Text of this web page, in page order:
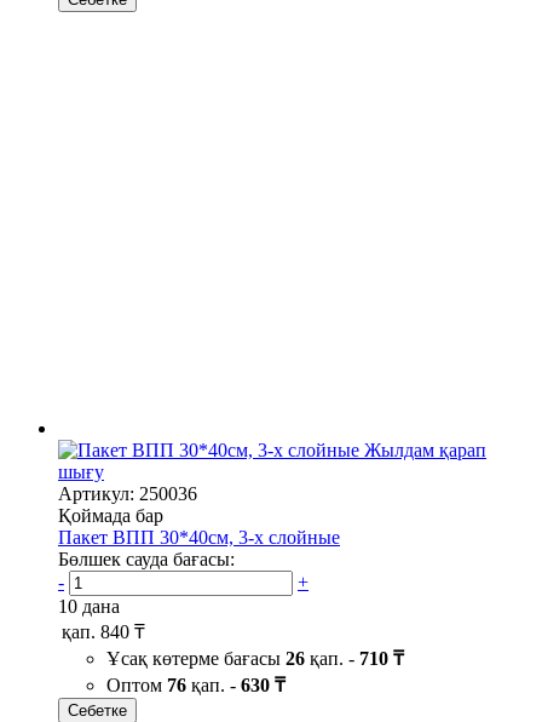
Жылдам қарап
шығу
Артикул: 250036
Қоймада бар
Пакет ВПП 30*40см, 3-х слойные
Бөлшек сауда бағасы:
-
+
10 дана
қап. 840 ₸
Ұсақ көтерме бағасы 26 қап. - 710 ₸
Оптом 76 қап. - 630 ₸
Себетке